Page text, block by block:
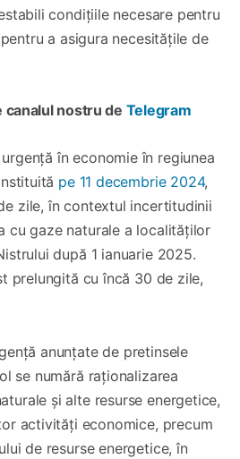
condițiile necesare pentru
a asigura necesitățile de
nostru de Telegram
în economie în regiunea
pe 11 decembrie 2024,
zile, în contextul incertitudinii
cu gaze naturale a localităților
după 1 ianuarie 2025.
prelungită cu încă 30 de zile,
anunțate de pretinsele
se numără raționalizarea
și alte resurse energetice,
activități economice, precum
de resurse energetice, în